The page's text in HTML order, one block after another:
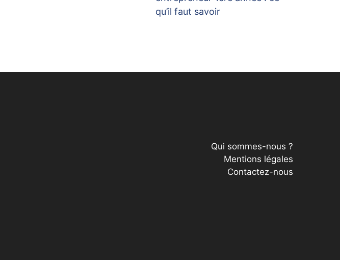
qu’il faut savoir
Qui sommes-nous ?
Mentions légales
Contactez-nous